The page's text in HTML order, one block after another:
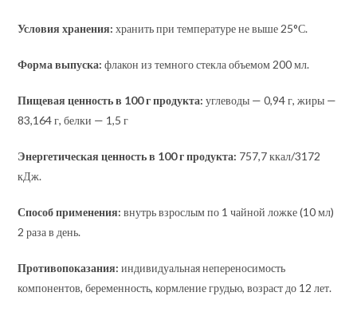
Условия хранения: хранить при температуре не выше 25°С.
Форма выпуска: флакон из темного стекла объемом 200 мл.
Пищевая ценность в 100 г продукта: углеводы — 0,94 г, жиры —
83,164 г, белки — 1,5 г
Энергетическая ценность в 100 г продукта: 757,7 ккал/3172
кДж.
Способ применения: внутрь взрослым по 1 чайной ложке (10 мл)
2 раза в день.
Противопоказания: индивидуальная непереносимость
компонентов, беременность, кормление грудью, возраст до 12 лет.